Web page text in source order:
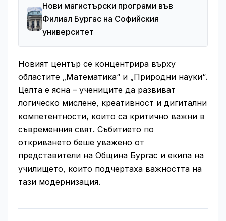
Нови магистърски програми във
Филиал Бургас на Софийския
университет
Новият център се концентрира върху
областите „Математика“ и „Природни науки“.
Целта е ясна – учениците да развиват
логическо мислене, креативност и дигитални
компетентности, които са критично важни в
съвременния свят. Събитието по
откриването беше уважено от
представители на Община Бургас и екипа на
училището, които подчертаха важността на
тази модернизация.